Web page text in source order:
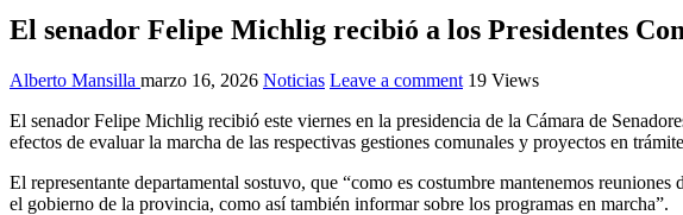
El senador Felipe Michlig recibió a los Presidentes
Alberto Mansilla marzo 16, 2026 Noticias Leave a comment 19 Views
El senador Felipe Michlig recibió este viernes en la presidencia de la Cámara de
efectos de evaluar la marcha de las respectivas gestiones comunales y proyectos en
El representante departamental sostuvo, que “como es costumbre mantenemos
el gobierno de la provincia, como así también informar sobre los programas en marcha”.